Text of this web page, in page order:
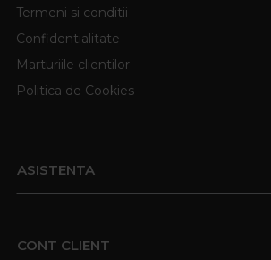
Termeni si conditii
Confidentialitate
Marturiile clientilor
Politica de Cookies
ASISTENTA
CONT CLIENT